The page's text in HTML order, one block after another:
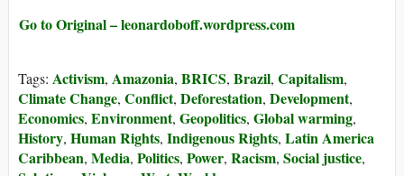
Go to Original – leonardoboff.wordpress.com
Tags: Activism, Amazonia, BRICS, Brazil, Capitalism,
Climate Change, Conflict, Deforestation, Development,
Economics, Environment, Geopolitics, Global warming,
History, Human Rights, Indigenous Rights, Latin America
Caribbean, Media, Politics, Power, Racism, Social justice,